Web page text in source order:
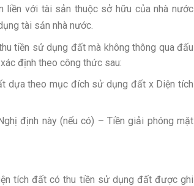
với tài sản thuộc sở hữu của nhà nước
tài sản nhà nước.
tiền sử dụng đất mà không thông qua đấu
định theo công thức sau:
dựa theo mục đích sử dụng đất x Diện tích
định này (nếu có) – Tiền giải phóng mặt
tích đất có thu tiền sử dụng đất được ghi